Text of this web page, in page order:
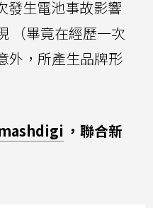
發生電池事故影響
（畢竟在經歷一次
外，所產生品牌形
，聯合新